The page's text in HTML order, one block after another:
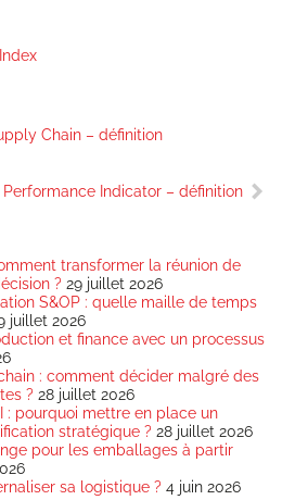
Chain – définition
Performance Indicator – définition
transformer la réunion de
? 29 juillet 2026
S&OP : quelle maille de temps
juillet 2026
et finance avec un processus
: comment décider malgré des
? 28 juillet 2026
: pourquoi mettre en place un
stratégique ? 28 juillet 2026
pour les emballages à partir
sa logistique ? 4 juin 2026